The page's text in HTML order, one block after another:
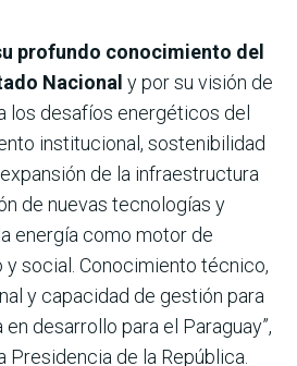
profundo conocimiento del
Nacional y por su visión de
los desafíos energéticos del
institucional, sostenibilidad
de la infraestructura
de nuevas tecnologías y
energía como motor de
social. Conocimiento técnico,
y capacidad de gestión para
desarrollo para el Paraguay”,
Presidencia de la República.